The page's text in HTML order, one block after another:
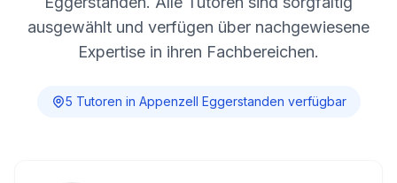
ausgewählt und verfügen über nachgewiesene
Expertise in ihren Fachbereichen.
5 Tutoren in Appenzell Eggerstanden verfügbar